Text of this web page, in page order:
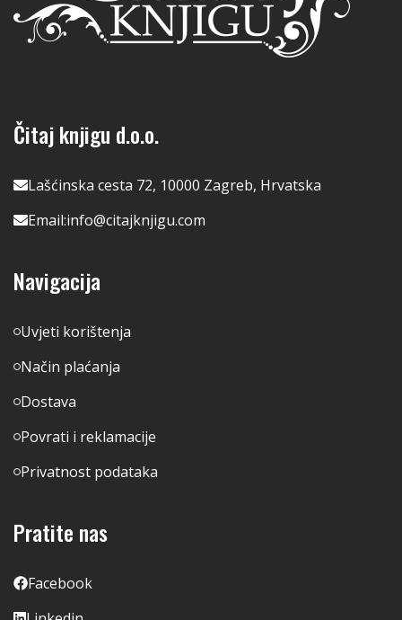
Čitaj knjigu d.o.o.
Lašćinska cesta 72, 10000 Zagreb, Hrvatska
Email:info@citajknjigu.com
Navigacija
Uvjeti korištenja
Način plaćanja
Dostava
Povrati i reklamacije
Privatnost podataka
Pratite nas
Facebook